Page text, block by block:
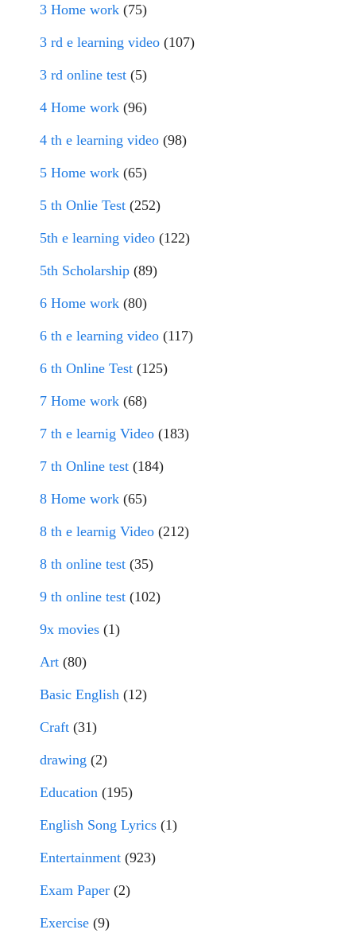
3 Home work (75)
3 rd e learning video (107)
3 rd online test (5)
4 Home work (96)
4 th e learning video (98)
5 Home work (65)
5 th Onlie Test (252)
5th e learning video (122)
5th Scholarship (89)
6 Home work (80)
6 th e learning video (117)
6 th Online Test (125)
7 Home work (68)
7 th e learnig Video (183)
7 th Online test (184)
8 Home work (65)
8 th e learnig Video (212)
8 th online test (35)
9 th online test (102)
9x movies (1)
Art (80)
Basic English (12)
Craft (31)
drawing (2)
Education (195)
English Song Lyrics (1)
Entertainment (923)
Exam Paper (2)
Exercise (9)